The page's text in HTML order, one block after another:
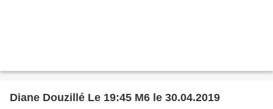
Diane Douzillé Le 19:45 M6 le 30.04.2019